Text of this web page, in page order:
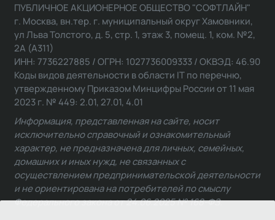
ПУБЛИЧНОЕ АКЦИОНЕРНОЕ ОБЩЕСТВО "СОФТЛАЙН"
г. Москва, вн.тер. г. муниципальный округ Хамовники,
ул Льва Толстого, д. 5, стр. 1, этаж 3, помещ. 1, ком. №2,
2А (А311)
ИНН: 7736227885 / ОГРН: 1027736009333 / ОКВЭД: 46.90
Коды видов деятельности в области IT по перечню,
утвержденному Приказом Минцифры России от 11 мая
2023 г. № 449: 2.01, 27.01, 4.01
Информация, представленная на сайте, носит
исключительно справочный и ознакомительный
характер, не предназначена для личных, семейных,
домашних и иных нужд, не связанных с
осуществлением предпринимательской деятельности
и не ориентирована на потребителей по смыслу
Федерального закона от 24.06.2025 № 168-ФЗ.